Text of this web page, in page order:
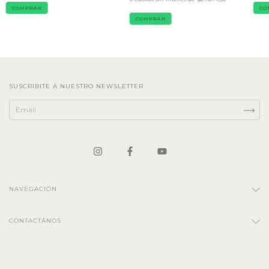
COMPRAR
COMPRAR
SUSCRIBITE A NUESTRO NEWSLETTER
NAVEGACIÓN
CONTACTÁNOS